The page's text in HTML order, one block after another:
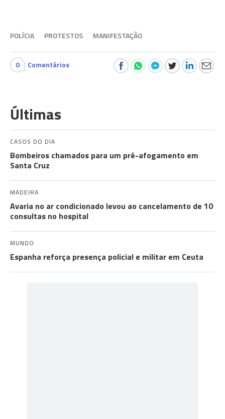
POLÍCIA PROTESTOS MANIFESTAÇÃO
0 Comentários
Últimas
CASOS DO DIA
Bombeiros chamados para um pré-afogamento em
Santa Cruz
MADEIRA
Avaria no ar condicionado levou ao cancelamento de 10
consultas no hospital
MUNDO
Espanha reforça presença policial e militar em Ceuta